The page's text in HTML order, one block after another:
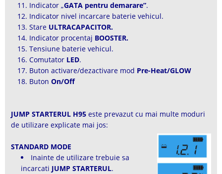
Indicator „GATA pentru demarare”.
Indicator nivel incarcare baterie vehicul.
Stare ULTRACAPACITOR.
Indicator procentaj BOOSTER.
Tensiune baterie vehicul.
Comutator LED.
Buton activare/dezactivare mod Pre-Heat/GLOW
ButonOn/Off
JUMP STARTERUL H95 este prevazut cu mai multe moduri
de utilizare explicate mai jos:
STANDARD MODE
Inainte de utilizare trebuie sa
incarcati JUMP STARTERUL.